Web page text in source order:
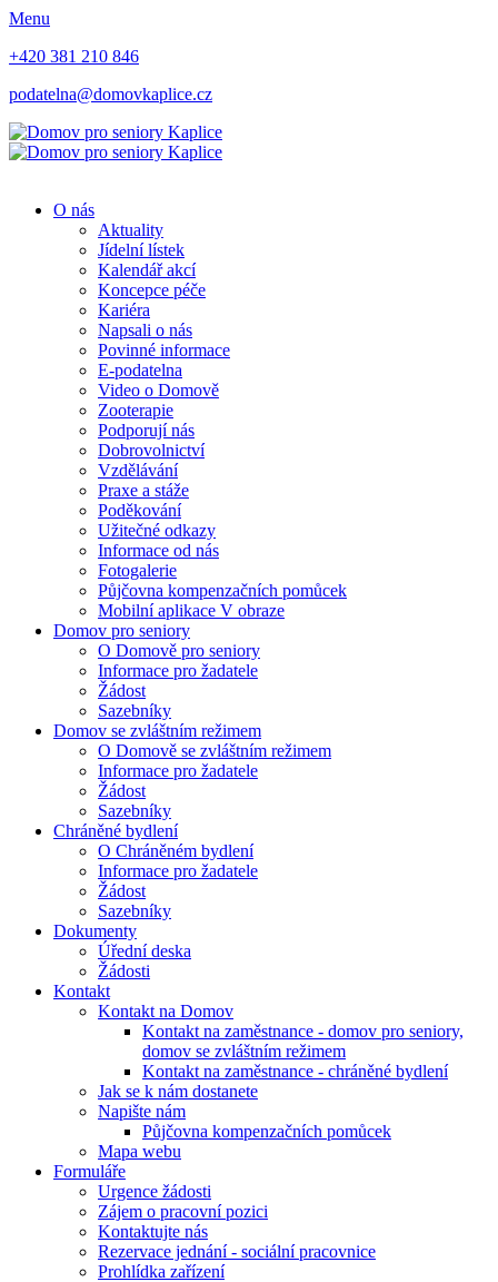
Menu
+420 381 210 846
podatelna@domovkaplice.cz
O nás
Aktuality
Jídelní lístek
Kalendář akcí
Koncepce péče
Kariéra
Napsali o nás
Povinné informace
E-podatelna
Video o Domově
Zooterapie
Podporují nás
Dobrovolnictví
Vzdělávání
Praxe a stáže
Poděkování
Užitečné odkazy
Informace od nás
Fotogalerie
Půjčovna kompenzačních pomůcek
Mobilní aplikace V obraze
Domov pro seniory
O Domově pro seniory
Informace pro žadatele
Žádost
Sazebníky
Domov se zvláštním režimem
O Domově se zvláštním režimem
Informace pro žadatele
Žádost
Sazebníky
Chráněné bydlení
O Chráněném bydlení
Informace pro žadatele
Žádost
Sazebníky
Dokumenty
Úřední deska
Žádosti
Kontakt
Kontakt na Domov
Kontakt na zaměstnance - domov pro seniory,
domov se zvláštním režimem
Kontakt na zaměstnance - chráněné bydlení
Jak se k nám dostanete
Napište nám
Půjčovna kompenzačních pomůcek
Mapa webu
Formuláře
Urgence žádosti
Zájem o pracovní pozici
Kontaktujte nás
Rezervace jednání - sociální pracovnice
Prohlídka zařízení